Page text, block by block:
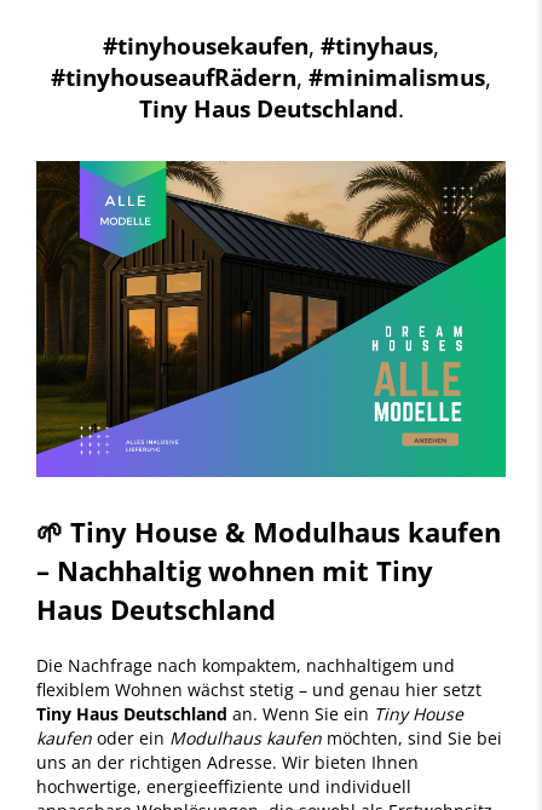
#tinyhousekaufen, #tinyhaus,
#tinyhouseaufRädern, #minimalismus,
Tiny Haus Deutschland.
🌱 Tiny House & Modulhaus kaufen
– Nachhaltig wohnen mit Tiny
Haus Deutschland
Die Nachfrage nach kompaktem, nachhaltigem und
flexiblem Wohnen wächst stetig – und genau hier setzt
Tiny Haus Deutschland an. Wenn Sie ein Tiny House
kaufen oder ein Modulhaus kaufen möchten, sind Sie bei
uns an der richtigen Adresse. Wir bieten Ihnen
hochwertige, energieeffiziente und individuell